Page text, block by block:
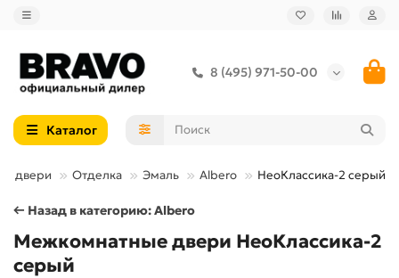
8 (495) 971-50-00
Каталог
двери Отделка Эмаль Albero НеоКлассика-2 серый
← Назад в категорию: Albero
Межкомнатные двери НеоКлассика-2
серый